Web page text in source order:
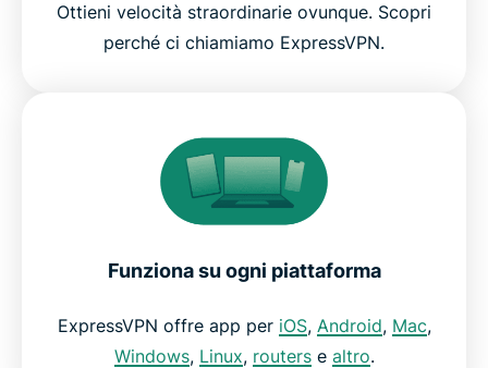
Ottieni velocità straordinarie ovunque. Scopri
perché ci chiamiamo ExpressVPN.
Funziona su ogni piattaforma
ExpressVPN offre app per iOS, Android, Mac,
Windows, Linux, routerse altro.